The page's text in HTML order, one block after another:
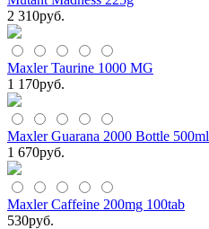
2 310руб.
Maxler Taurine 1000 MG
1 170руб.
Maxler Guarana 2000 Bottle 500ml
1 670руб.
Maxler Caffeine 200mg 100tab
530руб.